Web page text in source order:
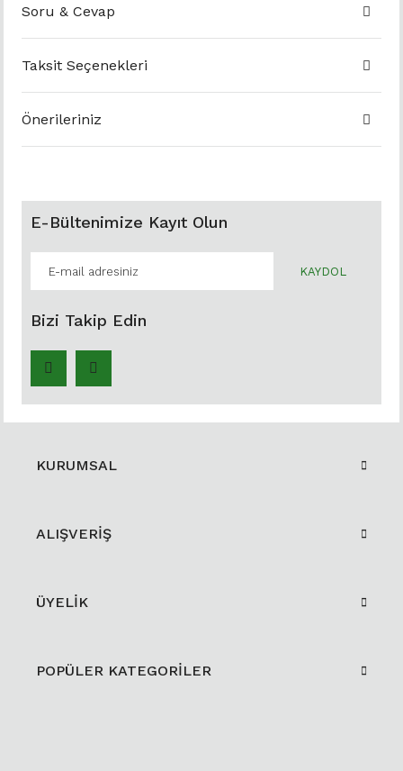
Soru & Cevap
Taksit Seçenekleri
Önerileriniz
E-Bültenimize Kayıt Olun
KAYDOL
Bizi Takip Edin
KURUMSAL
ALIŞVERİŞ
ÜYELİK
POPÜLER KATEGORİLER